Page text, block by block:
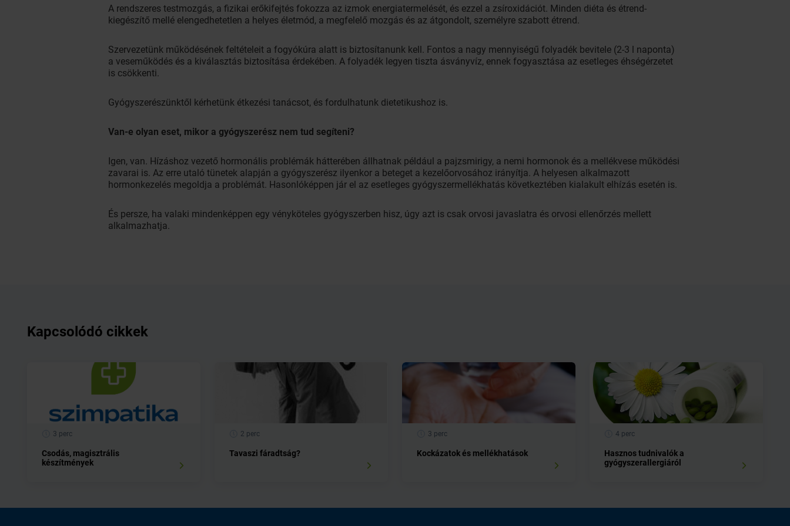
A rendszeres testmozgás, a fizikai erőkifejtés fokozza az izmok energiatermelését, és ezzel a zsíroxidációt. Minden diéta és étrend-
kiegészítő mellé elengedhetetlen a helyes életmód, a megfelelő mozgás és az átgondolt, személyre szabott étrend.
Szervezetünk működésének feltételeit a fogyókúra alatt is biztosítanunk kell. Fontos a nagy mennyiségű folyadék bevitele (2-3 l naponta)
a veseműködés és a kiválasztás biztosítása érdekében. A folyadék legyen tiszta ásványvíz, ennek fogyasztása az esetleges éhségérzetet
is csökkenti.
Gyógyszerészünktől kérhetünk étkezési tanácsot, és fordulhatunk dietetikushoz is.
Van-e olyan eset, mikor a gyógyszerész nem tud segíteni?
Igen, van. Hízáshoz vezető hormonális problémák hátterében állhatnak például a pajzsmirigy, a nemi hormonok és a mellékvese működési
zavarai is. Az erre utaló tünetek alapján a gyógyszerész ilyenkor a beteget a kezelőorvosához irányítja. A helyesen alkalmazott
hormonkezelés megoldja a problémát. Hasonlóképpen jár el az esetleges gyógyszermellékhatás következtében kialakult elhízás esetén is.
És persze, ha valaki mindenképpen egy vényköteles gyógyszerben hisz, úgy azt is csak orvosi javaslatra és orvosi ellenőrzés mellett
alkalmazhatja.
Kapcsolódó cikkek
3 perc
Csodás, magisztrális
készítmények
2 perc
Tavaszi fáradtság?
3 perc
Kockázatok és mellékhatások
4 perc
Hasznos tudnivalók a
gyógyszerallergiáról